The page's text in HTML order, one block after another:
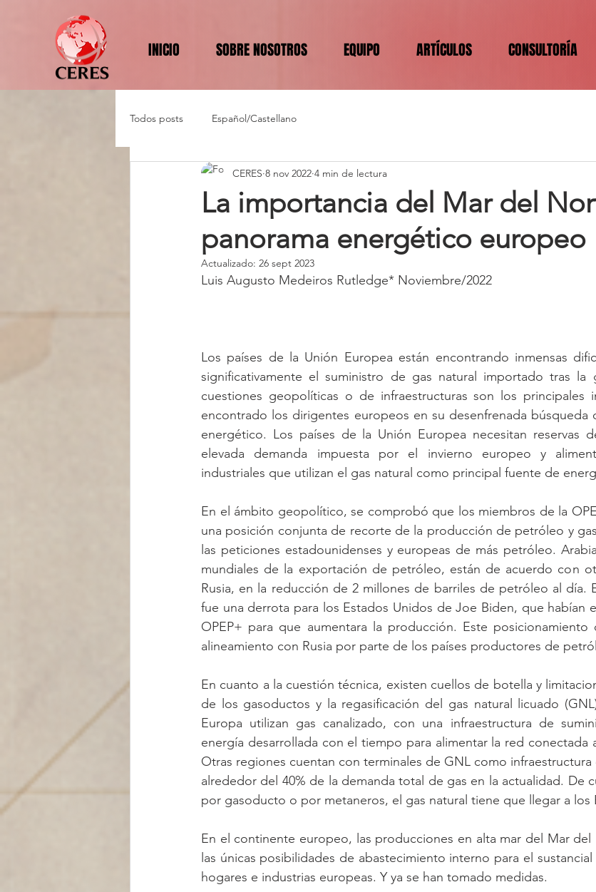
INICIO SOBRE NOSOTROS EQUIPO ARTÍCULOS CONSULTORÍA
Todos posts Español/Castellano
La importancia del Mar del
panorama energético europeo
CERES 8 nov 2022 4 min de lectura
Actualizado: 26 sept 2023
Luis Augusto Medeiros Rutledge* Noviembre/2022
Los países de la Unión Europea están encontrando inmensas
significativamente el suministro de gas natural importado tras la
cuestiones geopolíticas o de infraestructuras son los principales
encontrado los dirigentes europeos en su desenfrenada búsqueda
energético. Los países de la Unión Europea necesitan reservas
elevada demanda impuesta por el invierno europeo y
industriales que utilizan el gas natural como principal fuente de
En el ámbito geopolítico, se comprobó que los miembros de la
una posición conjunta de recorte de la producción de petróleo y
las peticiones estadounidenses y europeas de más petróleo.
mundiales de la exportación de petróleo, están de acuerdo con
Rusia, en la reducción de 2 millones de barriles de petróleo al día.
fue una derrota para los Estados Unidos de Joe Biden, que habían
OPEP+ para que aumentara la producción. Este posicionamiento
alineamiento con Rusia por parte de los países productores de
En cuanto a la cuestión técnica, existen cuellos de botella y
de los gasoductos y la regasificación del gas natural licuado
Europa utilizan gas canalizado, con una infraestructura de
energía desarrollada con el tiempo para alimentar la red conectada
Otras regiones cuentan con terminales de GNL como
alrededor del 40% de la demanda total de gas en la actualidad. De
por gasoducto o por metaneros, el gas natural tiene que llegar a los
En el continente europeo, las producciones en alta mar del Mar
las únicas posibilidades de abastecimiento interno para el
hogares e industrias europeas. Y ya se han tomado medidas.